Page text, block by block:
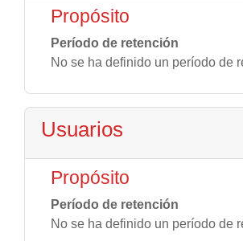
Propósito
Período de retención
No se ha definido un período de
Usuarios
Propósito
Período de retención
No se ha definido un período de